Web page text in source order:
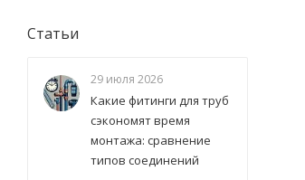
Статьи
29 июля 2026
Какие фитинги для труб
сэкономят время
монтажа: сравнение
типов соединений